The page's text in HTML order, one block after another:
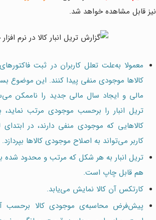
نیز قابل مشاهده خواهد شد.
معمولا به‌علت تعلل کاربران در ثبت
کالاها موجودی منفی پیدا کنند. این
مالی و ایجاد سال مالی جدید را ناممکن
تریل انبار را برحسب موجودی مرتب نماید،
کالاهایی که موجودی منفی دارند، در
کاربر می‌تواند به اصلاح موجودی کالاها بپردازد.
تریل انبار به هر شکل که مرتب و محدود شده
هم قابل چاپ است.
کارتکس آن کالا نمایش می‌یابد.
پیش‌فرض محاسبه‌ی موجودی کالا برحسب